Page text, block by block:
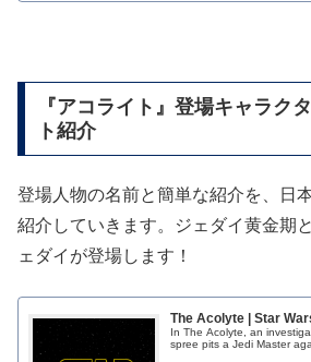
『アコライト』登場キャラク
ト紹介
登場人物の名前と簡単な紹介を、日
紹介していきます。ジェダイ黄金期
ェダイが登場します！
The Acolyte | Star
In The Acolyte, an
spree pits a Jedi Master